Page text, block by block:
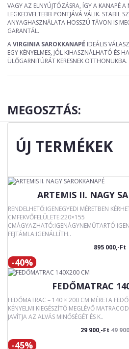
VAGY AZ ELNYÚJTÓZÁSRA, ÍGY A KANAPÉ A
LEGKEDVELTEBB PONTJÁVÁ VÁLIK. STABIL
ANYAGHASZNÁLATA HOSSZÚ TÁVON IS
GARANTÁL.
AVIRGINIA SAROKKANAPÉ IDEÁLIS
EGY KÉNYELMES, JÓL KIHASZNÁLHATÓ ÉS
ÜLŐGARNITÚRÁT KERESNEK OTTHONUKBA.
MEGOSZTÁS:
ÚJ TERMÉKEK
ARTEMIS II. NAGY
RENDELHETŐ:IGENEGYEDI MÉRETBEN
CMFEKVŐFELÜLETE:220×155
FEJTÁMLA:IGENÁLLÍTH..
895 000,-Ft
-40%
FEDŐMATRAC
FEDŐMATRAC – 140 × 200 CM MÉRETA
KÉNYELMI KIEGÉSZÍTŐ MEGLÉVŐ
JAVÍTJA AZ ALVÁS MINŐSÉGÉT ÉS K..
29 900,-Ft 49
-45%